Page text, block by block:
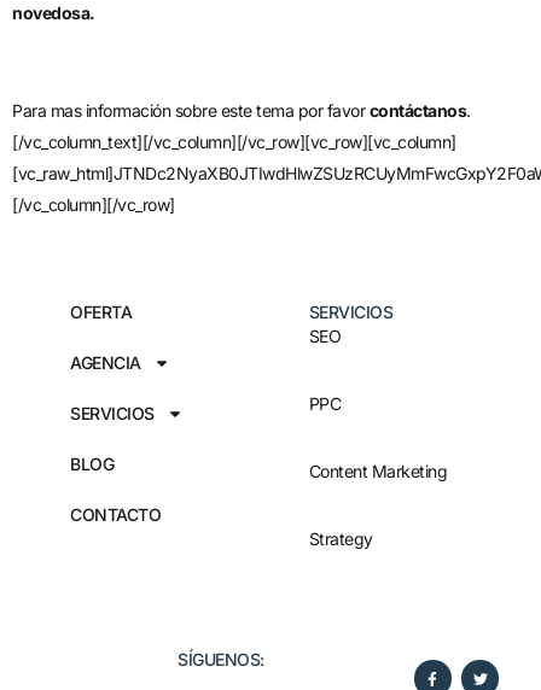
novedosa.
Para mas información sobre este tema por favorcontáctanos.
[/vc_column_text][/vc_column][/vc_row][vc_row][vc_column]
[/vc_column][/vc_row]
OFERTA
AGENCIA
SERVICIOS
BLOG
CONTACTO
SERVICIOS
SEO
PPC
Content Marketing
Strategy
SÍGUENOS:​